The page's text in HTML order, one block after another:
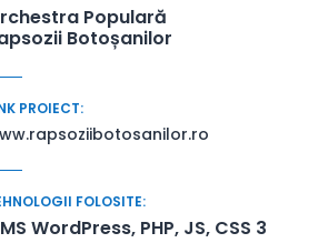
Populară
Botoșanilor
PROIECT:
FOLOSITE:
WordPress, PHP, JS, CSS 3